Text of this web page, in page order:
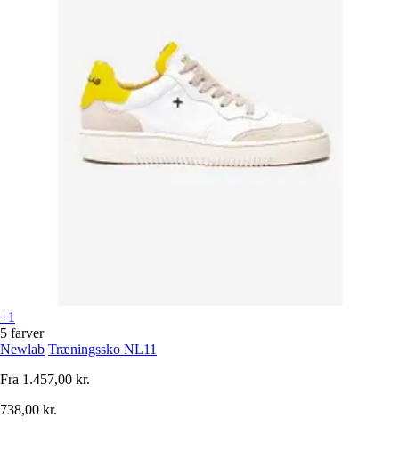
+1
5 farver
Newlab Træningssko NL11
Fra 1.457,00 kr.
738,00 kr.